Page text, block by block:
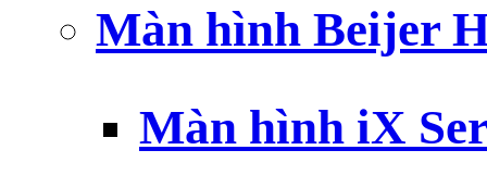
Màn hình Beijer
Màn hình iX